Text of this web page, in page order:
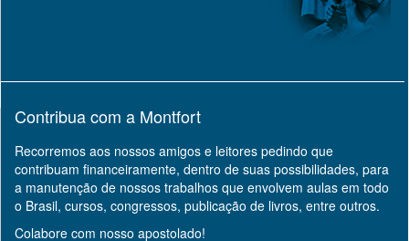
Contribua com a Montfort
Recorremos aos nossos amigos e leitores pedindo que
contribuam financeiramente, dentro de suas possibilidades, para
a manutenção de nossos trabalhos que envolvem aulas em todo
o Brasil, cursos, congressos, publicação de livros, entre outros.
Colabore com nosso apostolado!